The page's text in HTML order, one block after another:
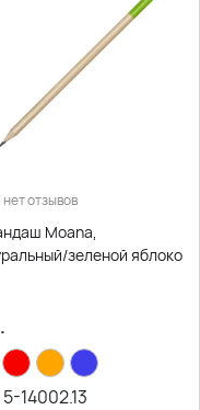
нет отзывов
Moana,
зеленой яблоко
5-14002.13